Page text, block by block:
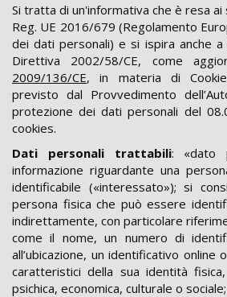
Si tratta di un'informativa che è resa ai
Reg. UE 2016/679 (Regolamento
dei dati personali) e si ispira anche
Direttiva 2002/58/CE, come
2009/136/CE, in materia di
previsto dal Provvedimento
protezione dei dati personali del
cookies.
Dati personali trattabili: «dato
informazione riguardante una
identificabile («interessato»); si
persona fisica che può essere
indirettamente, con particolare
come il nome, un numero di
all’ubicazione, un identificativo online
caratteristici della sua identità
psichica, economica, culturale o